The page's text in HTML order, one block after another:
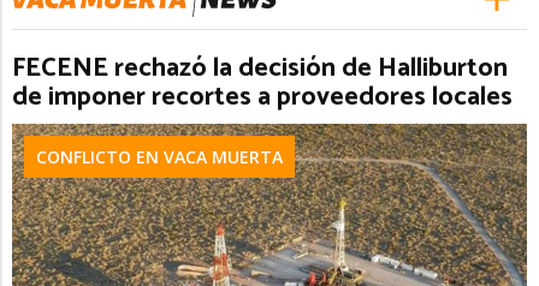
FECENE rechazó la decisión de Halliburton
de imponer recortes a proveedores locales
CONFLICTO EN VACA MUERTA